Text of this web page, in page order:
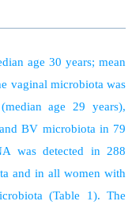
age 30 years; mean
vaginal microbiota was
age 29 years),
BV microbiota in 79
was detected in 288
and in all women with
(Table 1). The